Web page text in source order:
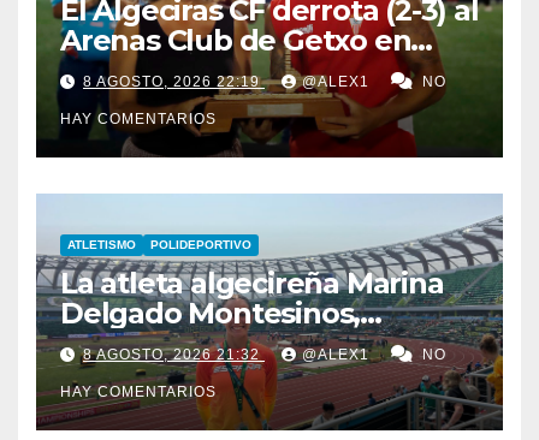
El Algeciras CF derrota (2-3) al
Arenas Club de Getxo en
Lanzarote y lleva a sus
vitrinas el LVII Torneo ‘San
Ginés’
8 AGOSTO, 2026 22:19 @ALEX1 NO
HAY COMENTARIOS
ATLETISMO POLIDEPORTIVO
La atleta algecireña Marina
Delgado Montesinos,
finalista con el relevo 4×100
en el Campeonato del
Mundo Sub-20
8 AGOSTO, 2026 21:32 @ALEX1 NO
HAY COMENTARIOS